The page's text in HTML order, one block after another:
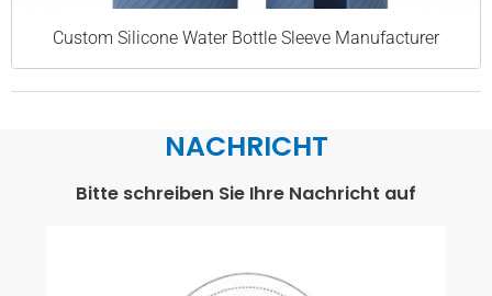
Custom Silicone Water Bottle Sleeve Manufacturer
NACHRICHT
Bitte schreiben Sie Ihre Nachricht auf